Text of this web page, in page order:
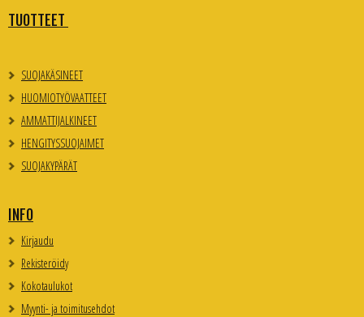
TUOTTEET
SUOJAKÄSINEET
HUOMIOTYÖVAATTEET
AMMATTIJALKINEET
HENGITYSSUOJAIMET
SUOJAKYPÄRÄT
INFO
Kirjaudu
Rekisteröidy
Kokotaulukot
Myynti- ja toimitusehdot